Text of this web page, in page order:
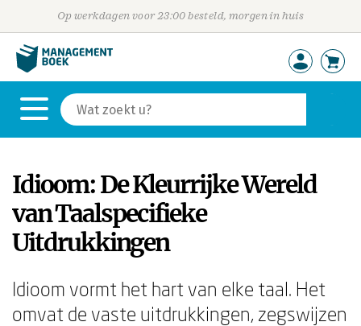
Op werkdagen voor 23:00 besteld, morgen in huis
Idioom: De Kleurrijke Wereld
van Taalspecifieke
Uitdrukkingen
Idioom vormt het hart van elke taal. Het
omvat de vaste uitdrukkingen, zegswijzen